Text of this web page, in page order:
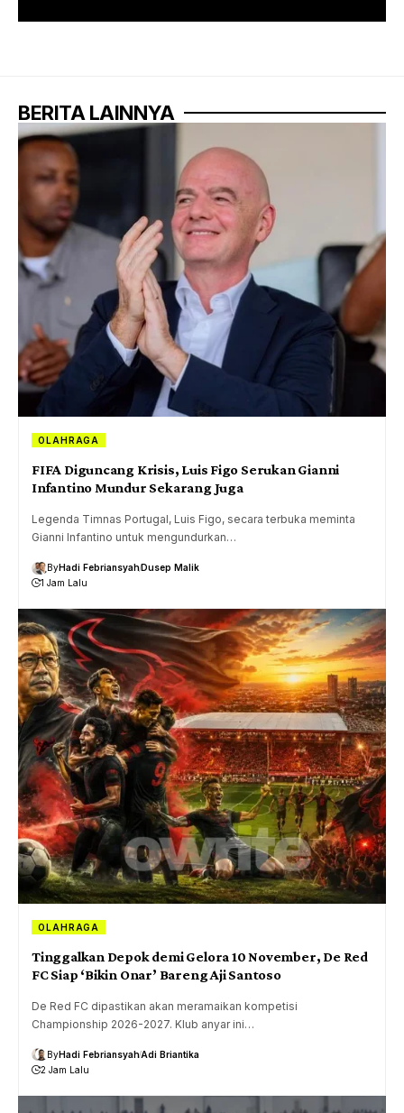
BERITA LAINNYA
OLAHRAGA
FIFA Diguncang Krisis, Luis Figo Serukan Gianni
Infantino Mundur Sekarang Juga
Legenda Timnas Portugal, Luis Figo, secara terbuka meminta
Gianni Infantino untuk mengundurkan…
ByHadi FebriansyahDusep Malik
1 Jam Lalu
OLAHRAGA
Tinggalkan Depok demi Gelora 10 November, De Red
FC Siap ‘Bikin Onar’ Bareng Aji Santoso
De Red FC dipastikan akan meramaikan kompetisi
Championship 2026-2027. Klub anyar ini…
ByHadi FebriansyahAdi Briantika
2 Jam Lalu